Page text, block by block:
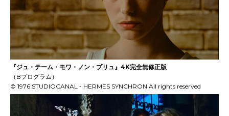
『ジュ・テーム・モワ・ノン・プリュ』4K完全無修正版
（Bプログラム）
© 1976 STUDIOCANAL - HERMES SYNCHRON All rights reserved